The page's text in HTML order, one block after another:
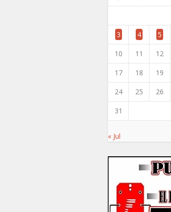
3 4 5
10 11 12
17 18 19
24 25 26
31
« Jul